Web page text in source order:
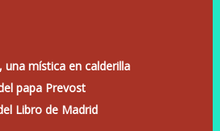
una mística en calderilla
papa Prevost
Libro de Madrid